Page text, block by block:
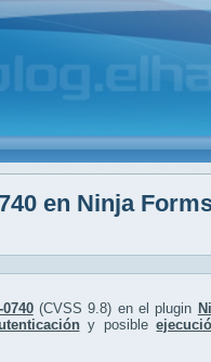
en Ninja
(CVSS 9.8) en el plugin
y posible